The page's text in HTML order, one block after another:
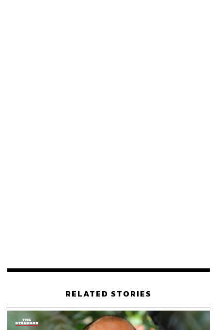
ภูมิใจไทยที่ให้มี สว. ผู้นำฝ่ายค้านจึงไม่ควรโจมตีกันด้วย
ความไม่มีหลักเกณฑ์
RELATED STORIES